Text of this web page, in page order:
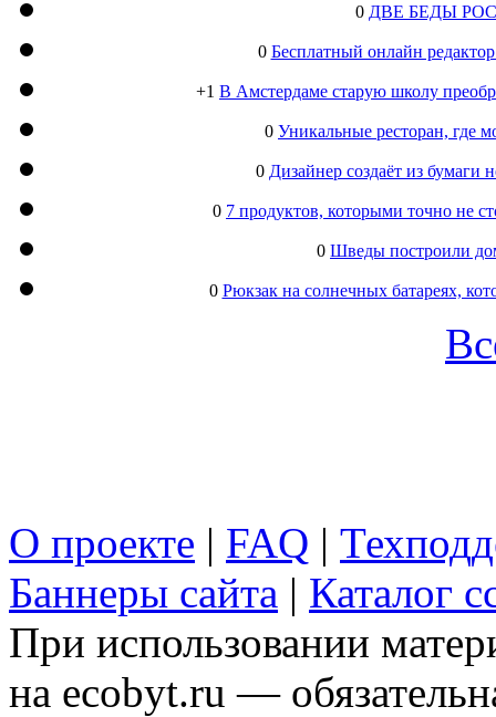
0 ДВЕ БЕДЫ
0 Бесплатный онлайн
+1 В Амстердаме старую школу
0 Уникальные ресторан, где
0 Дизайнер создаёт из
0 7 продуктов, которыми точно не
0 Шведы построили
0 Рюкзак на солнечных батареях,
О проекте | FAQ |
Баннеры сайта | Каталог
При использовании
на ecobyt.ru —